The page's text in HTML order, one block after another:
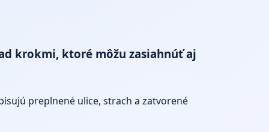
krokmi, ktoré môžu zasiahnúť aj
preplnené ulice, strach a zatvorené